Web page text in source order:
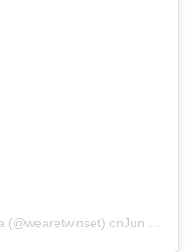
(@wearetwinset) onJun 29, 2019 at 1:42am PDT